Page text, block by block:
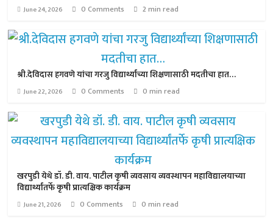
June 24, 2026 0 Comments 2 min read
श्री.देविदास हगवणे यांचा गरजु विद्यार्थ्यांच्या शिक्षणासाठी मदतीचा हात…
June 22, 2026 0 Comments 0 min read
खरपुडी येथे डॉ. डी. वाय. पाटील कृषी व्यवसाय व्यवस्थापन महाविद्यालयाच्या
विद्यार्थ्यांतर्फे कृषी प्रात्यक्षिक कार्यक्रम
June 21, 2026 0 Comments 0 min read